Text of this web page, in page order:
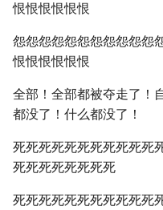
恨恨恨恨恨恨
怨怨怨怨怨怨怨怨怨怨怨
恨恨恨恨恨恨
全部！全部都被夺走了！
都没了！什么都没了！
死死死死死死死死死死死
死死死死死死死死
死死死死死死死死死死死